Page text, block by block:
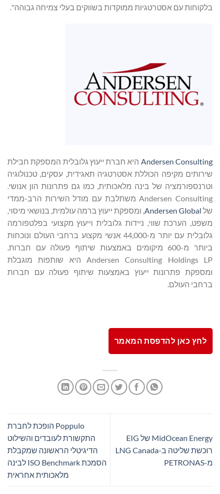
בלקוחות עם אסטרטגיות ממוקדות בשווקים בעלי צמיחה גבוהה".
Andersen Consulting היא חברת ייעוץ גלובלית המספקת חבילת
שירותים מקיפה הכוללת אסטרטגיה תאגידית, עסקים, טכנולוגיה
וטרנספורמציה של בינה מלאכותית, כמו גם פתרונות הון אנושי.
Andersen Consulting משתלבת עם מודל השירות הרב-ממדי
של Andersen Global, ומספקת ייעוץ ברמה עולמית, בנושאי מיסוי,
משפט, הערכת שווי, ניידות גלובלית וייעוץ מקצועי בפלטפורמה
גלובלית עם יותר מ-44,000 אנשי מקצוע ברחבי העולם ונוכחות
ביותר מ-600 מיקומים באמצעות שיתוף פעולה עם חברות.
Andersen Consulting Holdings LP היא שותפות מוגבלת
ומספקת פתרונות ייעוץ באמצעות שיתוף פעולה עם חברות
ברחבי העולם.
לחץ כאן להדפסת המאמר
MidOcean Energy של EIG
רוכשת שליטה ב-LNG Canada
מ-PETRONAS
Poppulo הופכת לחברת
התקשורת לעובדים והשילוט
הדיגיטלי הראשונה שמקבלת
הסמכת ISO Benchmark לבינה
מלאכותית אחראית